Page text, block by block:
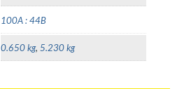
100A : 44B
0.650 kg, 5.230 kg